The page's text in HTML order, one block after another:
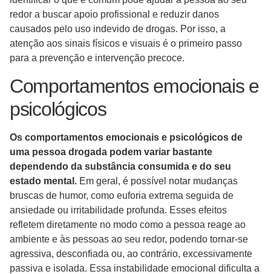
redor a buscar apoio profissional e reduzir danos
causados pelo uso indevido de drogas. Por isso, a
atenção aos sinais físicos e visuais é o primeiro passo
para a prevenção e intervenção precoce.
Comportamentos emocionais e
psicológicos
Os comportamentos emocionais e psicológicos de
uma pessoa drogada podem variar bastante
dependendo da substância consumida e do seu
estado mental. Em geral, é possível notar mudanças
bruscas de humor, como euforia extrema seguida de
ansiedade ou irritabilidade profunda. Esses efeitos
refletem diretamente no modo como a pessoa reage ao
ambiente e às pessoas ao seu redor, podendo tornar-se
agressiva, desconfiada ou, ao contrário, excessivamente
passiva e isolada. Essa instabilidade emocional dificulta a